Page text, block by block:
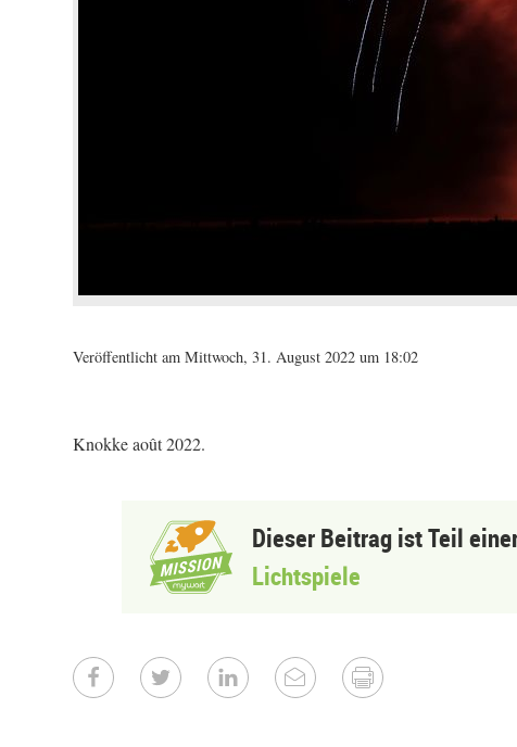
Veröffentlicht am Mittwoch, 31. August 2022 um 18:02
Knokke août 2022.
Dieser Beitrag ist Teil
Lichtspiele